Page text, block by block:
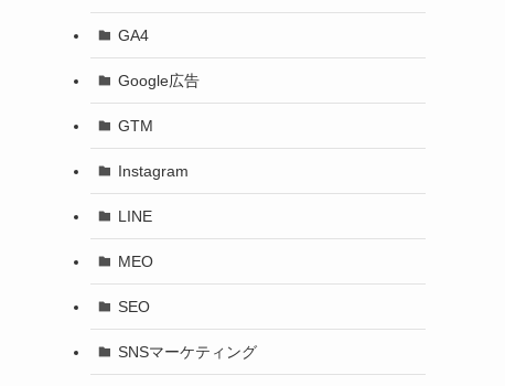
GA4
Google広告
GTM
Instagram
LINE
MEO
SEO
SNSマーケティング